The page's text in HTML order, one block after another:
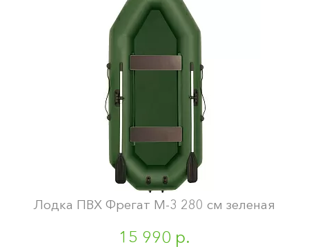
Лодка ПВХ Фрегат М-3 280 см зеленая
15 990 р.